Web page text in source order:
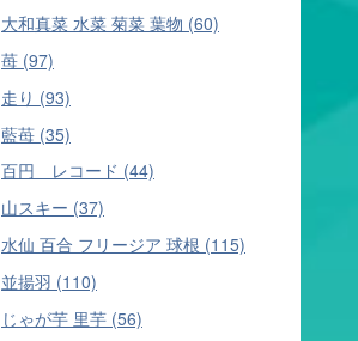
大和真菜 水菜 菊菜 葉物 (60)
苺 (97)
走り (93)
藍苺 (35)
百円 レコード (44)
山スキー (37)
水仙 百合 フリージア 球根 (115)
並揚羽 (110)
じゃが芋 里芋 (56)